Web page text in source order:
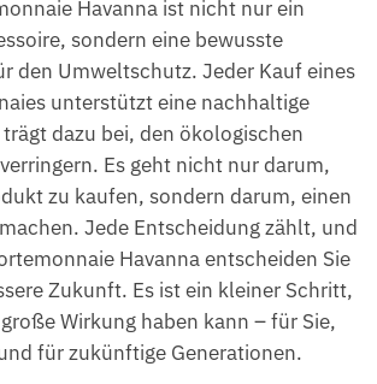
Havanna ist nicht nur ein
sondern eine bewusste
den Umweltschutz. Jeder Kauf eines
unterstützt eine nachhaltige
dazu bei, den ökologischen
Es geht nicht nur darum,
zu kaufen, sondern darum, einen
Jede Entscheidung zählt, und
Havanna entscheiden Sie
Zukunft. Es ist ein kleiner Schritt,
Wirkung haben kann – für Sie,
für zukünftige Generationen.